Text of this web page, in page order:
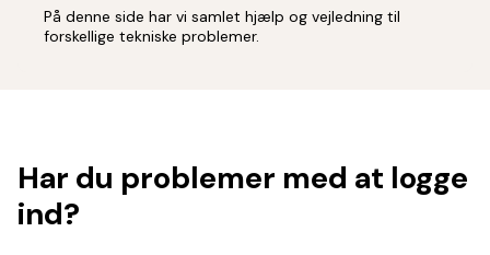
På denne side har vi samlet hjælp og vejledning til
forskellige tekniske problemer.
Har du problemer med at logge
ind?